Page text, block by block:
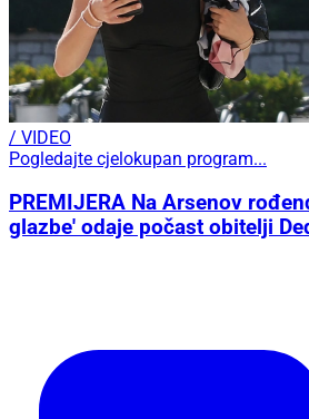
/ VIDEO
Pogledajte cjelokupan program...
PREMIJERA Na Arsenov
glazbe' odaje počast obitelji